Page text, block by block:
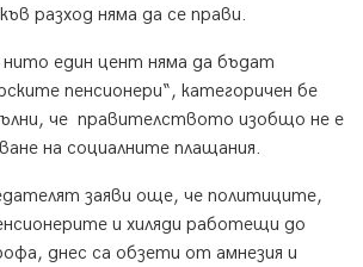
разход няма да се прави.
един цент няма да бъдат
пенсионери“, категоричен бе
че правителството изобщо не е
на социалните плащания.
заяви още, че политиците,
и хиляди работещи до
днес са обзети от амнезия и